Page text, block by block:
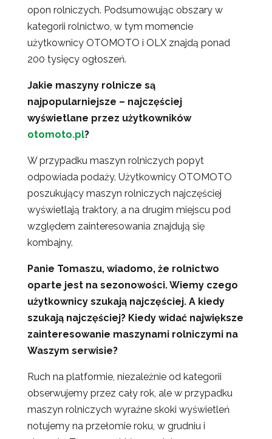
opon rolniczych. Podsumowując obszary w
kategorii rolnictwo, w tym momencie
użytkownicy OTOMOTO i OLX znajdą ponad
200 tysięcy ogłoszeń.
Jakie maszyny rolnicze są
najpopularniejsze – najczęściej
wyświetlane przez użytkowników
otomoto.pl?
W przypadku maszyn rolniczych popyt
odpowiada podaży. Użytkownicy OTOMOTO
poszukujący maszyn rolniczych najczęściej
wyświetlają traktory, a na drugim miejscu pod
względem zainteresowania znajdują się
kombajny.
Panie Tomaszu, wiadomo, że rolnictwo
oparte jest na sezonowości. Wiemy czego
użytkownicy szukają najczęściej. A kiedy
szukają najczęściej? Kiedy widać największe
zainteresowanie maszynami rolniczymi na
Waszym serwisie?
Ruch na platformie, niezależnie od kategorii
obserwujemy przez cały rok, ale w przypadku
maszyn rolniczych wyraźne skoki wyświetleń
notujemy na przełomie roku, w grudniu i